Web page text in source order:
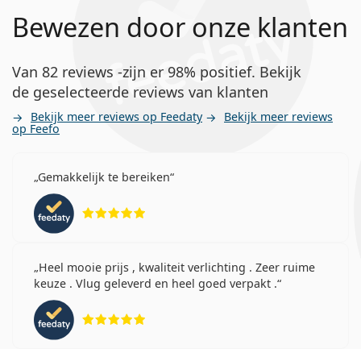
Bewezen door onze klanten
Van 82 reviews -zijn er 98% positief. Bekijk
de geselecteerde reviews van klanten
Bekijk meer reviews op Feedaty Bekijk meer reviews
op Feefo
Gemakkelijk te bereiken
Heel mooie prijs , kwaliteit verlichting . Zeer ruime
keuze . Vlug geleverd en heel goed verpakt .